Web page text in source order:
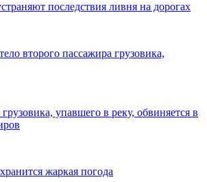
последствия ливня на дорогах
второго пассажира грузовика,
упавшего в реку, обвиняется в
жаркая погода